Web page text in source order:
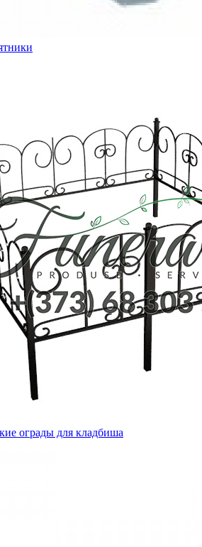
ограды для кладбиша